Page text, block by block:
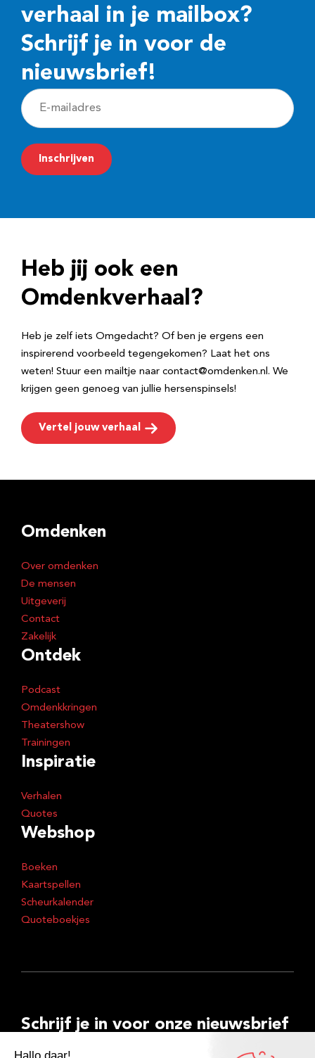
verhaal in je mailbox?
Schrijf je in voor de
nieuwsbrief!
E
-
m
a
r
e
Inschrijven
Heb jij ook een
Omdenkverhaal?
Heb je zelf iets Omgedacht? Of ben je ergens een
inspirerend voorbeeld tegengekomen? Laat het ons
weten! Stuur een mailtje naar contact@omdenken.nl. We
krijgen geen genoeg van jullie hersenspinsels!
Vertel jouw verhaal
Omdenken
Over omdenken
De mensen
Uitgeverij
Contact
Zakelijk
Ontdek
Podcast
Omdenkkringen
Theatershow
Trainingen
Inspiratie
Verhalen
Quotes
Webshop
Boeken
Kaartspellen
Scheurkalender
Quoteboekjes
Schrijf je in voor onze nieuwsbrief